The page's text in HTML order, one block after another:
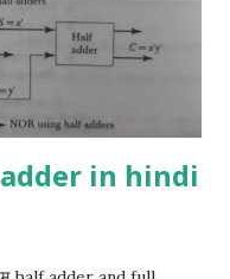
in hindi